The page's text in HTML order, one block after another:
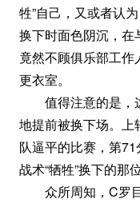
牲”自己，又或者认
换下时面色阴沉，在
竟然不顾俱乐部工
更衣室。
值得注意的是，
地提前被换下场。
队逼平的比赛，第
战术“牺牲”换下的那位
众所周知，C罗目